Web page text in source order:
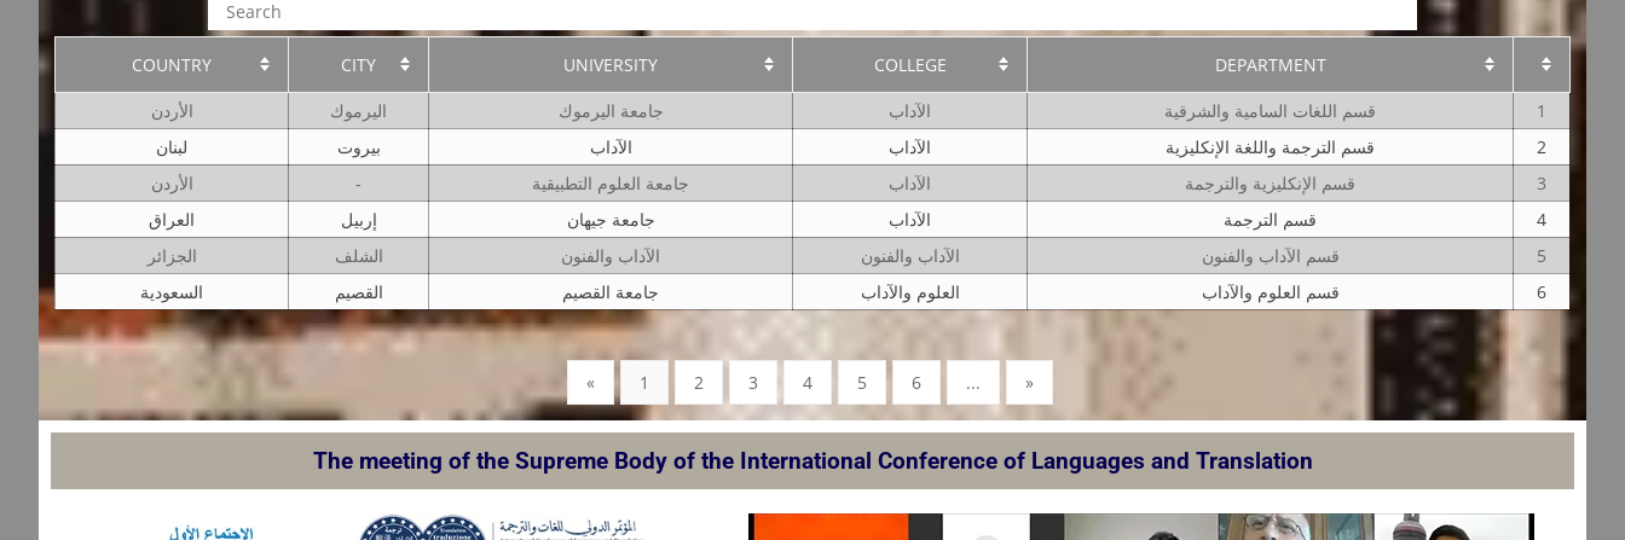
COUNTRY CITY UNIVERSITY COLLEGE
DEPARTMENT
الأردن
اليرموك جامعة اليرموك الآداب قسم اللغات السامية والشرقية
1
لبنان
بيروت الآداب الآداب قسم الترجمة واللغة الإنكليزية
2
الأردن
- جامعة العلوم التطبيقية الآداب قسم الإنكليزية والترجمة
3
العراق
إربيل جامعة جيهان الآداب قسم الترجمة
4
الجزائر
الشلف الآداب والفنون الآداب والفنون قسم الآداب والفنون
5
السعودية
القصيم جامعة القصيم العلوم والآداب قسم العلوم والآداب 6
« 1 2 3 4 5 6 ... »
The meeting of the Supreme Body of the International Conference of Languages and Translation